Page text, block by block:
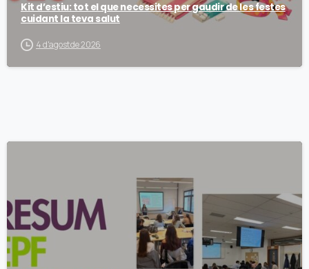
Kit d’estiu: tot el que necessites per gaudir de les festes
cuidant la teva salut
4 d'agost de 2026